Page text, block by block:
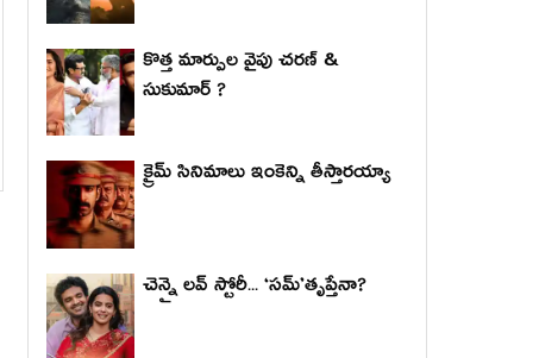
కొత్త మార్పుల వైపు చరణ్ &
సుకుమార్ ?
క్రైమ్ సినిమాలు ఇంకెన్ని తీస్తారయ్యా
చెన్నై లవ్ స్టోరీ... ‘సమ్’తృప్తేనా?